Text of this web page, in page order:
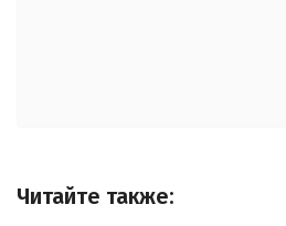
Читайте также: